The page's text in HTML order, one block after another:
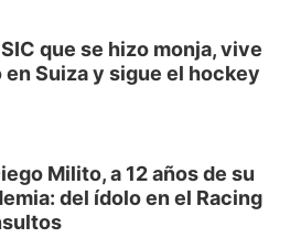
que se hizo monja, vive
Suiza y sigue el hockey
Milito, a 12 años de su
del ídolo en el Racing